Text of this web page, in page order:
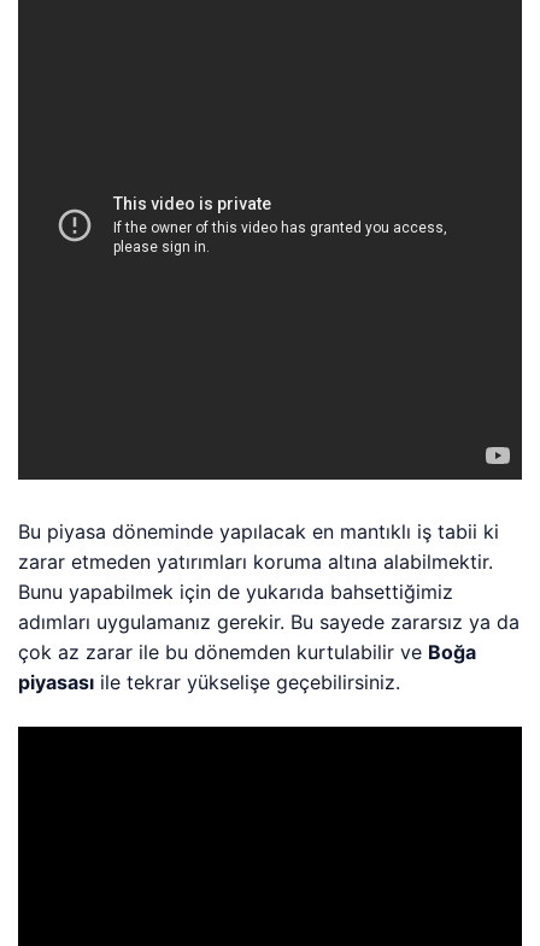
Bu piyasa döneminde yapılacak en mantıklı iş tabii ki
zarar etmeden yatırımları koruma altına alabilmektir.
Bunu yapabilmek için de yukarıda bahsettiğimiz
adımları uygulamanız gerekir. Bu sayede zararsız ya da
çok az zarar ile bu dönemden kurtulabilir ve Boğa
piyasası ile tekrar yükselişe geçebilirsiniz.